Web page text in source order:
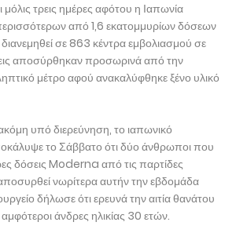
τρεις ημέρες αφότου η Ιαπωνία
από 1,6 εκατομμυρίων δόσεων
σε 863 κέντρα εμβολιασμού σε
αποσύρθηκαν προσωρινά από την
μέτρο αφού ανακαλύφθηκε ξένο υλικό
υπό διερεύνηση, το ιαπωνικό
το Σάββατο ότι δύο άνθρωποι που
δόσεις Moderna από τις παρτίδες
νωρίτερα αυτήν την εβδομάδα
δήλωσε ότι ερευνά την αιτία θανάτου
άνδρες ηλικίας 30 ετών.